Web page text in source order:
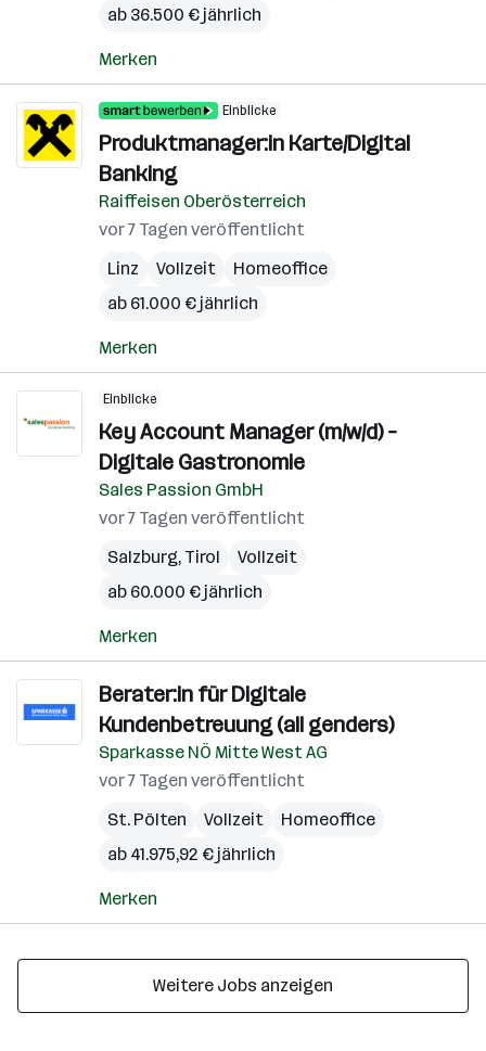
ab 36.500 € jährlich
Merken
Einblicke
Produktmanager:in Karte/Digital
Banking
Raiffeisen Oberösterreich
vor 7 Tagen veröffentlicht
Linz
Vollzeit
Homeoffice
ab 61.000 € jährlich
Merken
Einblicke
Key Account Manager (m/w/d) –
Digitale Gastronomie
Sales Passion GmbH
vor 7 Tagen veröffentlicht
Salzburg, Tirol
Vollzeit
ab 60.000 € jährlich
Merken
Berater:in für Digitale
Kundenbetreuung (all genders)
Sparkasse NÖ Mitte West AG
vor 7 Tagen veröffentlicht
St. Pölten
Vollzeit
Homeoffice
ab 41.975,92 € jährlich
Merken
Weitere Jobs anzeigen